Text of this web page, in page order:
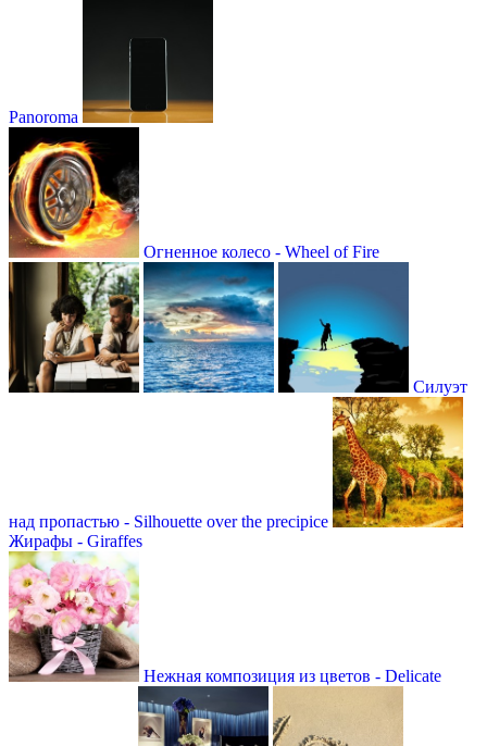
Panoroma
Огненное колесо - Wheel of Fire
Силуэт
над пропастью - Silhouette over the precipice
Жирафы - Giraffes
Нежная композиция из цветов - Delicate